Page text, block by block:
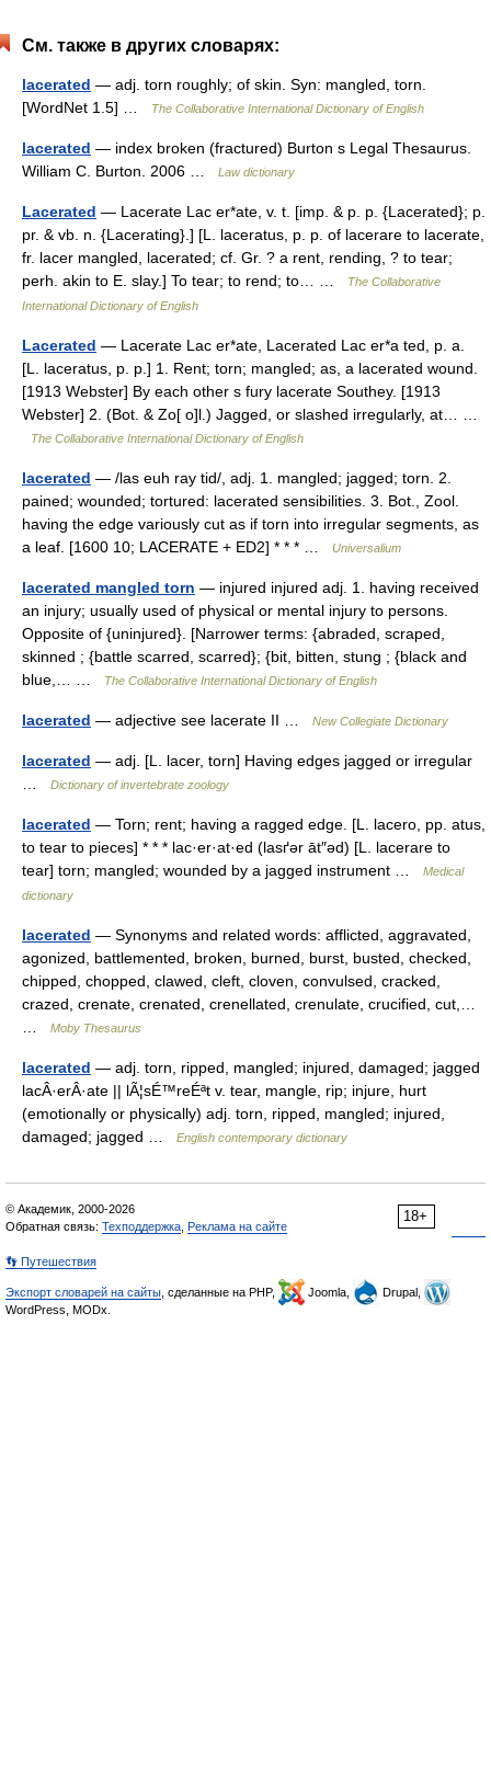
См. также в других словарях:
lacerated — adj. torn roughly; of skin. Syn: mangled, torn.
[WordNet 1.5] …
The Collaborative International Dictionary of English
lacerated — index broken (fractured) Burton s Legal Thesaurus.
William C. Burton. 2006 …
Law dictionary
Lacerated — Lacerate Lac er*ate, v. t. [imp. & p. p. {Lacerated}; p.
pr. & vb. n. {Lacerating}.] [L. laceratus, p. p. of lacerare to lacerate,
fr. lacer mangled, lacerated; cf. Gr. ? a rent, rending, ? to tear;
perh. akin to E. slay.] To tear; to rend; to… …
The Collaborative
International Dictionary of English
Lacerated — Lacerate Lac er*ate, Lacerated Lac er*a ted, p. a.
[L. laceratus, p. p.] 1. Rent; torn; mangled; as, a lacerated wound.
[1913 Webster] By each other s fury lacerate Southey. [1913
Webster] 2. (Bot. & Zo[ o]l.) Jagged, or slashed irregularly, at… …
The Collaborative International Dictionary of English
lacerated — /las euh ray tid/, adj. 1. mangled; jagged; torn. 2.
pained; wounded; tortured: lacerated sensibilities. 3. Bot., Zool.
having the edge variously cut as if torn into irregular segments, as
a leaf. [1600 10; LACERATE + ED2] * * * …
Universalium
lacerated mangled torn — injured injured adj. 1. having received
an injury; usually used of physical or mental injury to persons.
Opposite of {uninjured}. [Narrower terms: {abraded, scraped,
skinned ; {battle scarred, scarred}; {bit, bitten, stung ; {black and
blue,… …
The Collaborative International Dictionary of English
lacerated — adjective see lacerate II … New Collegiate Dictionary
lacerated — adj. [L. lacer, torn] Having edges jagged or irregular
Dictionary of invertebrate zoology
lacerated — Torn; rent; having a ragged edge. [L. lacero, pp. atus,
to tear to pieces] * * * lac·er·at·ed (lasґər āt″əd) [L. lacerare to
tear] torn; mangled; wounded by a jagged instrument …
Medical
dictionary
lacerated — Synonyms and related words: afflicted, aggravated,
agonized, battlemented, broken, burned, burst, busted, checked,
chipped, chopped, clawed, cleft, cloven, convulsed, cracked,
crazed, crenate, crenated, crenellated, crenulate, crucified, cut,…
Moby Thesaurus
lacerated — adj. torn, ripped, mangled; injured, damaged; jagged
lacÂ·erÂ·ate || lÃ¦sÉ™reÉªt v. tear, mangle, rip; injure, hurt
(emotionally or physically) adj. torn, ripped, mangled; injured,
damaged; jagged …
English contemporary dictionary
18+
© Академик, 2000-2026
Обратная связь: Техподдержка Реклама на сайте
👣 Путешествия
Экспорт словарей на сайты , сделанные на PHP, Joomla,
Drupal,
WordPress, MODx.